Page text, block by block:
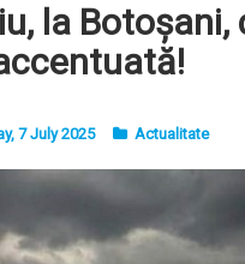
la
7 July 2025 Actualitate